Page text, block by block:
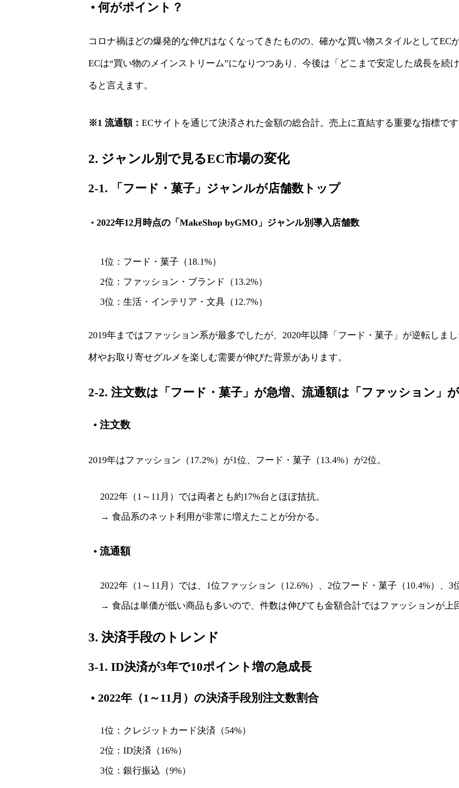
•何がポイント？
コロナ禍ほどの爆発的な伸びはなくなってきたものの、確かな買い物スタイルとしてEC
ECは“買い物のメインストリーム”になりつつあり、今後は「どこまで安定した成長を続
ると言えます。
※1 流通額： ECサイトを通じて決済された金額の総合計。売上に直結する重要な指標です
2. ジャンル別で見るEC市場の変化
2-1. 「フード・菓子」ジャンルが店舗数トップ
• 2022年12月時点の「MakeShop byGMO」ジャンル別導入店舗数
1位：フード・菓子（18.1%）
2位：ファッション・ブランド（13.2%）
3位：生活・インテリア・文具（12.7%）
2019年まではファッション系が最多でしたが、2020年以降「フード・菓子」が逆転しま
材やお取り寄せグルメを楽しむ需要が伸びた背景があります。
2-2. 注文数は「フード・菓子」が急増、流通額は「ファッション」
• 注文数
2019年はファッション（17.2%）が1位、フード・菓子（13.4%）が2位。
2022年（1～11月）では両者とも約17%台とほぼ拮抗。
→ 食品系のネット利用が非常に増えたことが分かる。
• 流通額
2022年（1～11月）では、1位ファッション（12.6%）、2位フード・菓子（10.4%）、3
→ 食品は単価が低い商品も多いので、件数は伸びても金額合計ではファッションが上
3. 決済手段のトレンド
3-1. ID決済が3年で10ポイント増の急成長
• 2022年（1～11月）の決済手段別注文数割合
1位：クレジットカード決済（54%）
2位：ID決済（16%）
3位：銀行振込（9%）